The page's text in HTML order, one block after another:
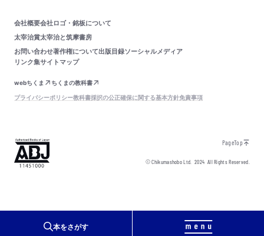
本をさがす
会社概要会社ロゴ・銘板について
太宰治賞太宰治と筑摩書房
お問い合わせ著作権について出版目録ソーシャルメディア
リンク集サイトマップ
webちくま
ちくまの教科書
プライバシーポリシー教科書採択の公正確保に関する基本方針免責事項
PageTop
© Chikumashobo Ltd.2024 All Rights Reserved.